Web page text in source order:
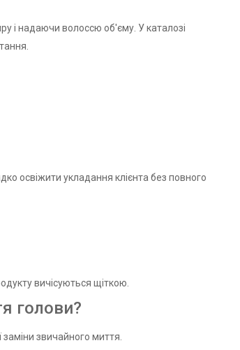
і надаючи волоссю об'єму. У каталозі
освіжити укладання клієнта без повного
вичісуються щіткою.
голови?
звичайного миття.